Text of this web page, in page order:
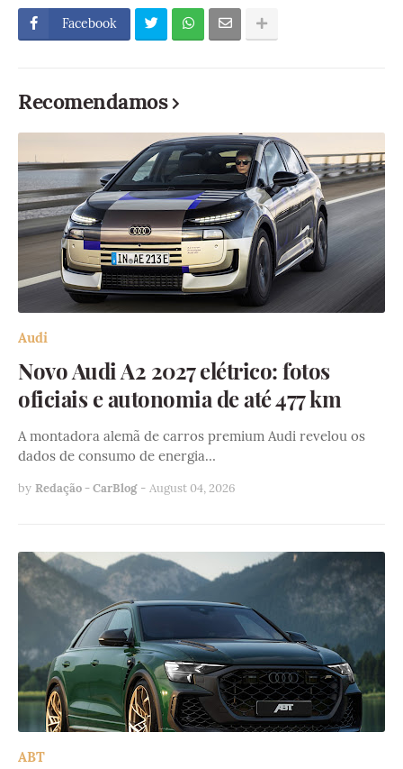
Facebook
Recomendamos
Audi
Novo Audi A2 2027 elétrico: fotos
oficiais e autonomia de até 477 km
A montadora alemã de carros premium Audi revelou os
dados de consumo de energia…
by Redação - CarBlog - August 04, 2026
ABT